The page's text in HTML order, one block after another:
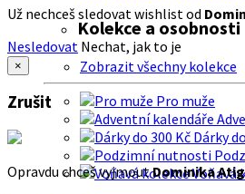
Kolekce a osobnosti
Zobrazit všechny kolekce
Pro muže
Dárky
Voňavá
Už nechceš sledovat wishlist od
Nesledovat Nechat, jak to je
×
Zrušit
Opravdu chceš vyjmoutDominika